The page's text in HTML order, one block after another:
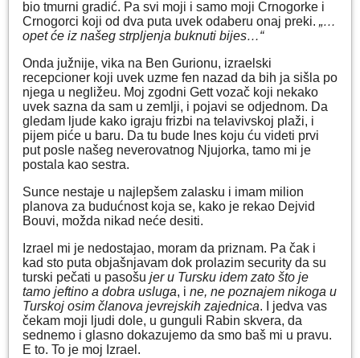
bio tmurni gradić. Pa svi moji i samo moji Crnogorke i
Crnogorci koji od dva puta uvek odaberu onaj preki. „…
opet će iz našeg strpljenja buknuti bijes…“
Onda južnije, vika na Ben Gurionu, izraelski
recepcioner koji uvek uzme fen nazad da bih ja sišla po
njega u negližeu. Moj zgodni Gett vozač koji nekako
uvek sazna da sam u zemlji, i pojavi se odjednom. Da
gledam ljude kako igraju frizbi na telavivskoj plaži, i
pijem piće u baru. Da tu bude Ines koju ću videti prvi
put posle našeg neverovatnog Njujorka, tamo mi je
postala kao sestra.
Sunce nestaje u najlepšem zalasku i imam milion
planova za budućnost koja se, kako je rekao Dejvid
Bouvi, možda nikad neće desiti.
Izrael mi je nedostajao, moram da priznam. Pa čak i
kad sto puta objašnjavam dok prolazim security da su
turski pečati u pasošu jer u Tursku idem zato što je
tamo jeftino a dobra usluga, i ne, ne poznajem nikoga u
Turskoj osim članova jevrejskih zajednica. I jedva vas
čekam moji ljudi dole, u gunguli Rabin skvera, da
sednemo i glasno dokazujemo da smo baš mi u pravu.
E to. To je moj Izrael.